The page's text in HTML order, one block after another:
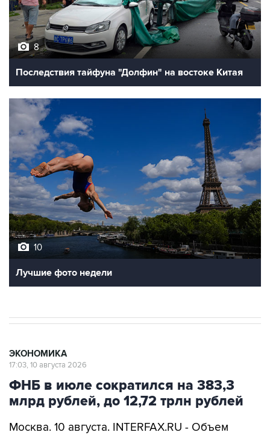
8
Последствия тайфуна "Долфин" на востоке Китая
10
Лучшие фото недели
ЭКОНОМИКА
17:03, 10 августа 2026
ФНБ в июле сократился на 383,3
млрд рублей, до 12,72 трлн рублей
Москва. 10 августа. INTERFAX.RU - Объем